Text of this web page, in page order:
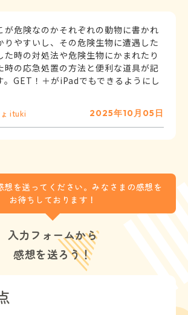
が危険なのかそれぞれの動物に書かれ
りやすいし、その危険生物に遭遇した
た時の対処法や危険生物にかまれたり
時の応急処置の方法と便利な道具が記
。GET！＋がiPadでもできるようにし
ituki 2025年10月05日
想を送ってください。みなさまの感想を
お待ちしております！
入力フォームから
感想を送ろう！